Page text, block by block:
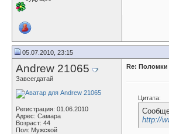
05.07.2010, 23:15
Andrew 21065
Завсегдатай
Регистрация: 01.06.2010
Адрес: Самара
Возраст: 44
Пол: Мужской
Re: Поломки
Цитата:
http://